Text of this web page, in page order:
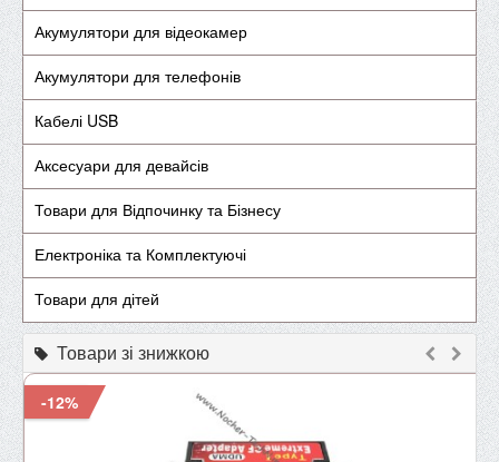
Акумулятори для відеокамер
Акумулятори для телефонів
Кабелі USB
Аксесуари для девайсів
Товари для Відпочинку та Бізнесу
Електроніка та Комплектуючі
Товари для дітей
Товари зі знижкою
-12%